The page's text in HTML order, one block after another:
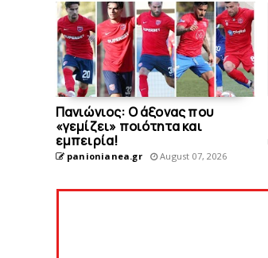
Πανιώνιος: O άξονας που
«γεμίζει» ποιότητα και
εμπειρία!
panionianea.gr August 07, 2026